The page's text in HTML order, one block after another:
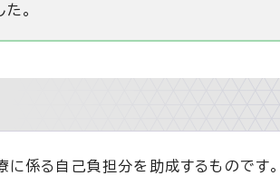
。
に係る自己負担分を助成するものです。